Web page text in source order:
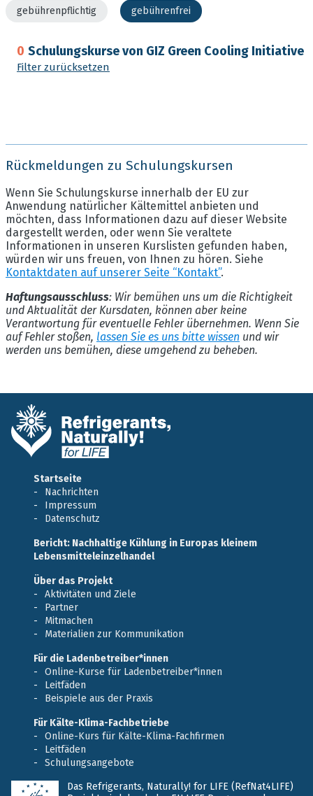
gebührenpflichtig gebührenfrei
0 Schulungskurse von GIZ Green Cooling Initiative
Filter zurücksetzen
Rückmeldungen zu Schulungskursen
Wenn Sie Schulungskurse innerhalb der EU zur
Anwendung natürlicher Kältemittel anbieten und
möchten, dass Informationen dazu auf dieser Website
dargestellt werden, oder wenn Sie veraltete
Informationen in unseren Kurslisten gefunden haben,
würden wir uns freuen, von Ihnen zu hören. Siehe
Kontaktdaten auf unserer Seite “Kontakt”.
Haftungsausschluss: Wir bemühen uns um die Richtigkeit
und Aktualität der Kursdaten, können aber keine
Verantwortung für eventuelle Fehler übernehmen. Wenn Sie
auf Fehler stoßen, lassen Sie es uns bitte wissen und wir
werden uns bemühen, diese umgehend zu beheben.
Startseite
Nachrichten
Impressum
Datenschutz
Bericht: Nachhaltige Kühlung in Europas kleinem
Lebensmitteleinzelhandel
Über das Projekt
Aktivitäten und Ziele
Partner
Mitmachen
Materialien zur Kommunikation
Für die Ladenbetreiber*innen
Online-Kurse für Ladenbetreiber*innen
Leitfäden
Beispiele aus der Praxis
Für Kälte-Klima-Fachbetriebe
Online-Kurs für Kälte-Klima-Fachfirmen
Leitfäden
Schulungsangebote
Das Refrigerants, Naturally! for LIFE (RefNat4LIFE)